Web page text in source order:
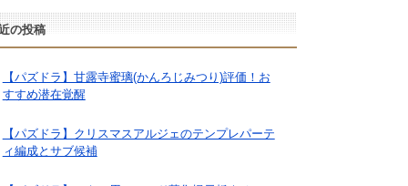
の投稿
【パズドラ】甘露寺蜜璃(かんろじみつり)評価！お
すすめ潜在覚醒
【パズドラ】クリスマスアルジェのテンプレパーテ
ィ編成とサブ候補